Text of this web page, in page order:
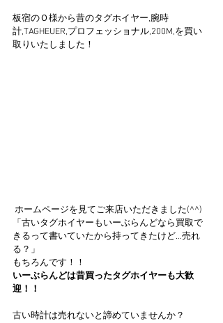
板宿のＯ様から昔のタグホイヤー,腕時
計,TAGHEUER,プロフェッショナル,200M,を買い
取りいたしました！
ホームページを見てご来店いただきました(^^)
「古いタグホイヤーもいーぶらんどなら買取で
きるって書いていたから持ってきたけど…売れ
る？」
もちろんです！！
いーぶらんどは昔買ったタグホイヤーも大歓
迎！！
古い時計は売れないと諦めていませんか？